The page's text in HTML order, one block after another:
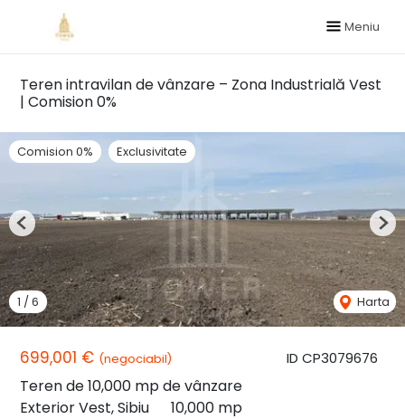
Meniu
Teren intravilan de vânzare – Zona Industrială Vest
| Comision 0%
ID CP3079676
699,001 € (negociabil)
Teren de 10,000 mp de vânzare
Exterior Vest, Sibiu
10,000 mp
Comision 0% Exclusivitate
1 /6 Harta
Previous